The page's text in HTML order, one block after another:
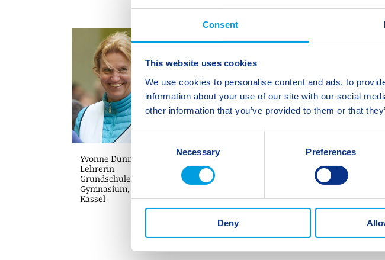
Consent
This website uses cookies
We use cookies to personalise content and ads, to
information about your use of our site with our social
other information that you’ve provided to them or that
e
Necessary Preferences
Deny
Yvonne Dünnebier,
Lehrerin
Grundschule und
Gymnasium, SIS
Kassel